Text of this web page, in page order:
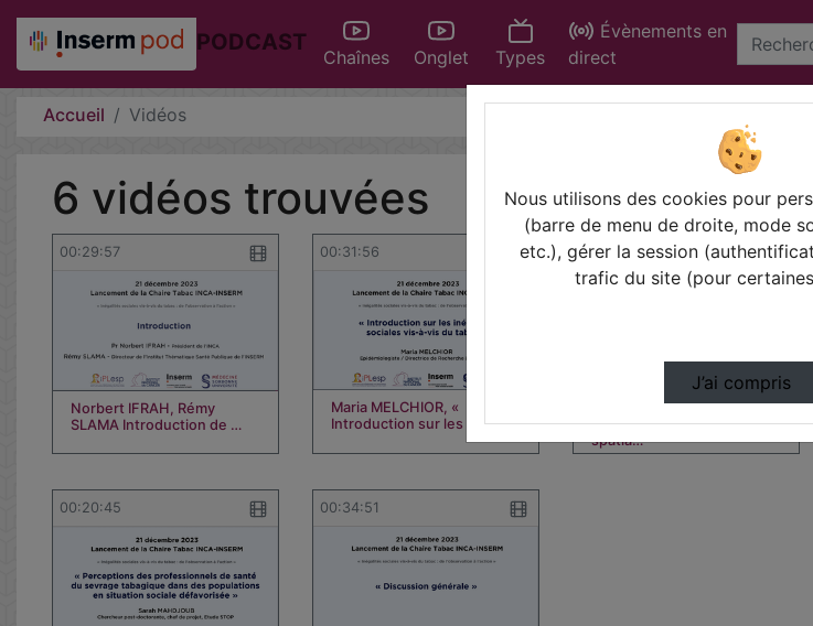
PODCAST
Chaînes Onglet Types
Évènements en
direct
Accueil Vidéos
6 vidéos trouvées Statistiques
00:29:57
Norbert IFRAH, Rémy
SLAMA Introduction de …
00:31:56
Maria MELCHIOR, «
Introduction sur les iné…
00:20:06
Kate DOTSIKAS, «
Déterminants socio-
spatia…
00:20:45 00:34:51
Nous utilisons des cookies pour
(barre de menu de droite, mode
etc.), gérer la session
trafic du site (pour
J’ai compris